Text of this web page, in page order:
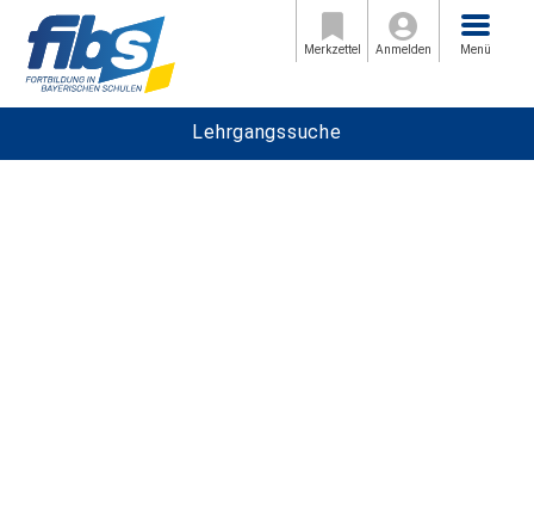
Merkzettel Anmelden
Menü
Menü
Lehrgangssuche